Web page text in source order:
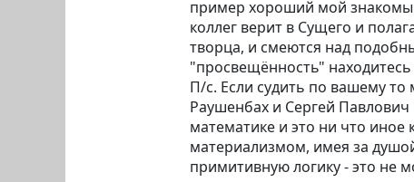
пример хороший мой
коллег верит в Сущего и
творца, и смеются над
"просвещённость"
П/с. Если судить по вашему
Раушенбах и Сергей
математике и это ни что иное
материализмом, имея за
примитивную логику - это не